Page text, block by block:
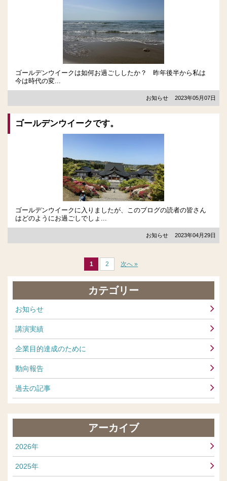
ゴールデンウイークは如何お過ごししたか？ 昨年後半から私は
今は時代の変...
お知らせ 2023年05月07日
ゴールデンウイークです。
ゴールデンウイークに入りましたが、このブログの読者の皆さん
はどのようにお過ごしでしょ...
お知らせ 2023年04月29日
1 2 次へ »
カテゴリー
お知らせ
講演実績
企業目的達成のために
動向報告
過去の記事
アーカイブ
2026年
2025年